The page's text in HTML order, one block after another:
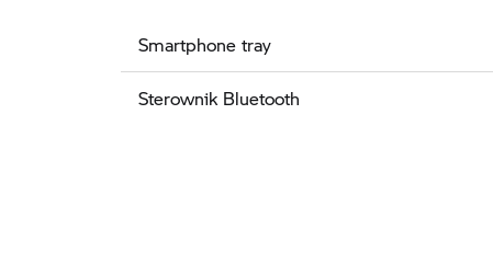
Smartphone tray
Sterownik Bluetooth